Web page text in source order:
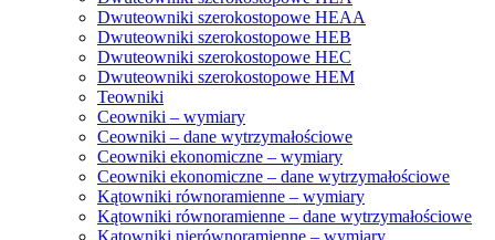
Dwuteowniki szerokostopowe HEAA
Dwuteowniki szerokostopowe HEB
Dwuteowniki szerokostopowe HEC
Dwuteowniki szerokostopowe HEM
Teowniki
Ceowniki – wymiary
Ceowniki – dane wytrzymałościowe
Ceowniki ekonomiczne – wymiary
Ceowniki ekonomiczne – dane wytrzymałościowe
Kątowniki równoramienne – wymiary
Kątowniki równoramienne – dane wytrzymałościowe